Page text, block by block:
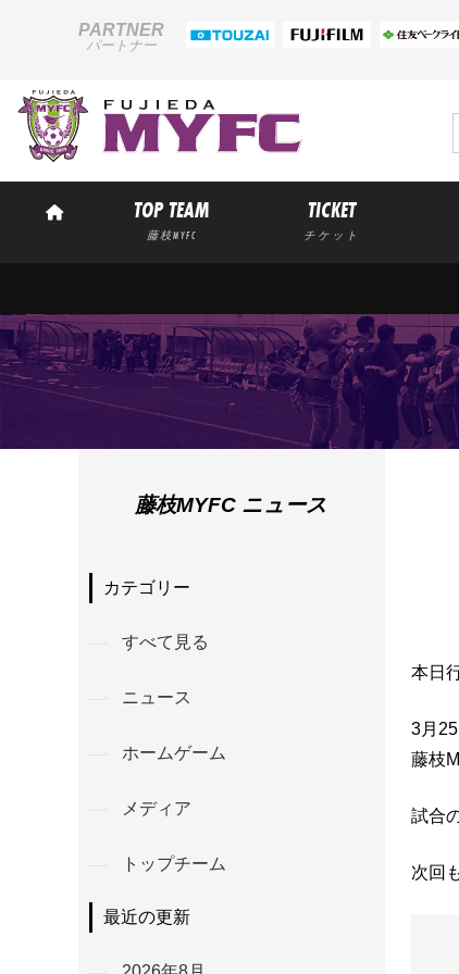
PARTNER
パートナー
TOP TEAM
藤枝MYFC
TICKET
チケット
本日
3月
藤枝
試合
次回
藤枝MYFC ニュース
カテゴリー
すべて見る
ニュース
ホームゲーム
メディア
トップチーム
最近の更新